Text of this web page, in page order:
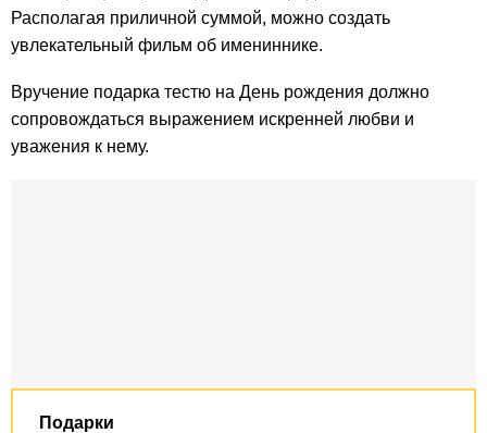
Располагая приличной суммой, можно создать
увлекательный фильм об имениннике.
Вручение подарка тестю на День рождения должно
сопровождаться выражением искренней любви и
уважения к нему.
Подарки